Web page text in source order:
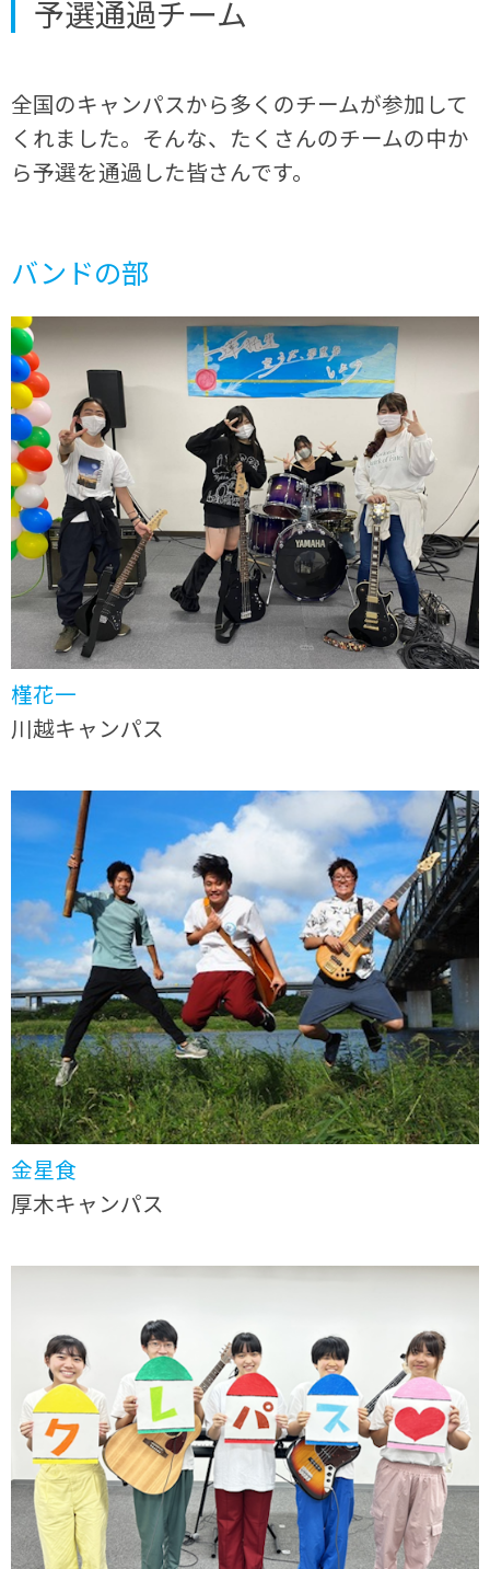
予選通過チーム
全国のキャンパスから多くのチームが参加して
くれました。そんな、たくさんのチームの中か
ら予選を通過した皆さんです。
バンドの部
槿花一
川越キャンパス
金星食
厚木キャンパス